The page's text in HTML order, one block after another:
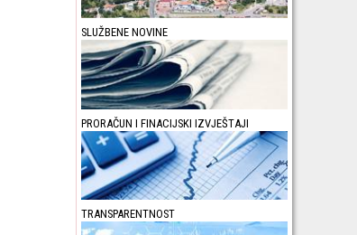
SLUŽBENE NOVINE
PRORAČUN I FINACIJSKI IZVJEŠTAJI
TRANSPARENTNOST